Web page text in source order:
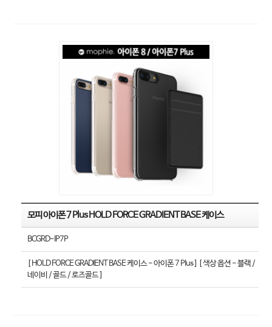
모피 아이폰 7 Plus HOLD FORCE GRADIENT BASE 케이스
BCGRD-IP7P
[ HOLD FORCE GRADIENT BASE 케이스 - 아이폰 7 Plus ] [ 색상 옵션 - 블랙 /
네이비 / 골드 / 로즈골드 ]